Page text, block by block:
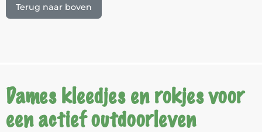
Terug naar boven
Dames kleedjes en rokjes voor
een actief outdoorleven